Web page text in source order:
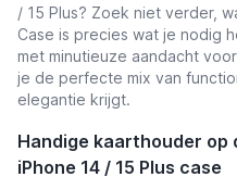
/ 15 Plus? Zoek niet verder,
Case is precies wat je nodig
met minutieuze aandacht
je de perfecte mix van
elegantie krijgt.
Handige kaarthouder op
iPhone 14 / 15 Plus case